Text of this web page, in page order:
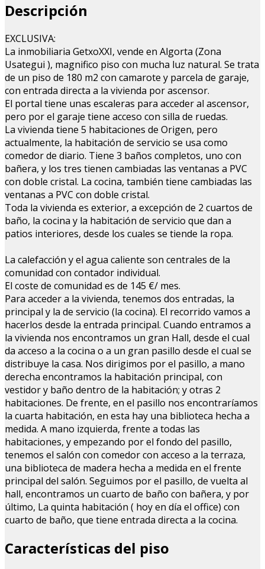
Descripción
EXCLUSIVA:
La inmobiliaria GetxoXXI, vende en Algorta (Zona
Usategui ), magnifico piso con mucha luz natural. Se trata
de un piso de 180 m2 con camarote y parcela de garaje,
con entrada directa a la vivienda por ascensor.
El portal tiene unas escaleras para acceder al ascensor,
pero por el garaje tiene acceso con silla de ruedas.
La vivienda tiene 5 habitaciones de Origen, pero
actualmente, la habitación de servicio se usa como
comedor de diario. Tiene 3 baños completos, uno con
bañera, y los tres tienen cambiadas las ventanas a PVC
con doble cristal. La cocina, también tiene cambiadas las
ventanas a PVC con doble cristal.
Toda la vivienda es exterior, a excepción de 2 cuartos de
baño, la cocina y la habitación de servicio que dan a
patios interiores, desde los cuales se tiende la ropa.
La calefacción y el agua caliente son centrales de la
comunidad con contador individual.
El coste de comunidad es de 145 €/ mes.
Para acceder a la vivienda, tenemos dos entradas, la
principal y la de servicio (la cocina). El recorrido vamos a
hacerlos desde la entrada principal. Cuando entramos a
la vivienda nos encontramos un gran Hall, desde el cual
da acceso a la cocina o a un gran pasillo desde el cual se
distribuye la casa. Nos dirigimos por el pasillo, a mano
derecha encontramos la habitación principal, con
vestidor y baño dentro de la habitación; y otras 2
habitaciones. De frente, en el pasillo nos encontraríamos
la cuarta habitación, en esta hay una biblioteca hecha a
medida. A mano izquierda, frente a todas las
habitaciones, y empezando por el fondo del pasillo,
tenemos el salón con comedor con acceso a la terraza,
una biblioteca de madera hecha a medida en el frente
principal del salón. Seguimos por el pasillo, de vuelta al
hall, encontramos un cuarto de baño con bañera, y por
último, La quinta habitación ( hoy en día el office) con
cuarto de baño, que tiene entrada directa a la cocina.
Características del piso